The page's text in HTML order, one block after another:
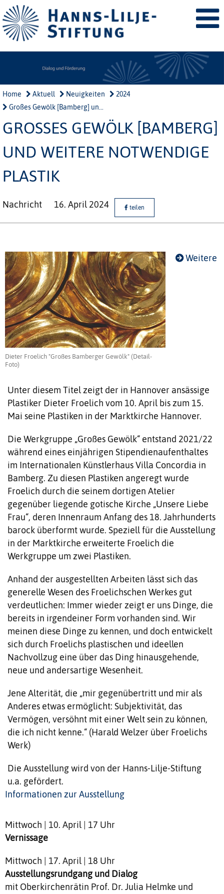
Home Aktuell Neuigkeiten
2024
Großes Gewölk [Bamberg] un...
GROSSES GEWÖLK [BAMBERG]
UND WEITERE NOTWENDIGE P
LASTIK
Nachricht 16. April 2024 teilen
Dieter Froelich "Großes Bamberger Gewölk" (Detail-
Foto)
Unter diesem Titel zeigt der in Hannover ansässige
Plastiker Dieter Froelich vom 10. April bis zum 15.
Mai seine Plastiken in der Marktkirche Hannover.
Die Werkgruppe „Großes Gewölk“ entstand 2021/22
während eines einjährigen Stipendienaufenthaltes
im Internationalen Künstlerhaus Villa Concordia in
Bamberg. Zu diesen Plastiken angeregt wurde
Froelich durch die seinem dortigen Atelier
gegenüber liegende gotische Kirche „Unsere Liebe
Frau“, deren Innenraum Anfang des 18. Jahrhunderts
barock überformt wurde. Speziell für die Ausstellung
in der Marktkirche erweiterte Froelich die
Werkgruppe um zwei Plastiken.
Anhand der ausgestellten Arbeiten lässt sich das
generelle Wesen des Froelichschen Werkes gut
verdeutlichen: Immer wieder zeigt er uns Dinge, die
bereits in irgendeiner Form vorhanden sind. Wir
meinen diese Dinge zu kennen, und doch entwickelt
sich durch Froelichs plastischen und ideellen
Nachvollzug eine über das Ding hinausgehende,
neue und andersartige Wesenheit.
Jene Alterität, die „mir gegenübertritt und mir als
Anderes etwas ermöglicht: Subjektivität, das
Vermögen, versöhnt mit einer Welt sein zu können,
die ich nicht kenne.“ (Harald Welzer über Froelichs
Werk)
Die Ausstellung wird von der Hanns-Lilje-Stiftung
u.a. gefördert.
Weitere
Informationen zur Ausstellung
Mittwoch | 10. April | 17 Uhr
Vernissage
Mittwoch | 17. April | 18 Uhr
Ausstellungsrundgang und Dialog
mit Oberkirchenrätin Prof. Dr. Julia Helmke und